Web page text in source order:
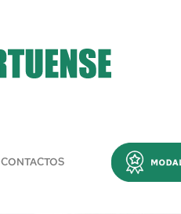
CONTACTOS